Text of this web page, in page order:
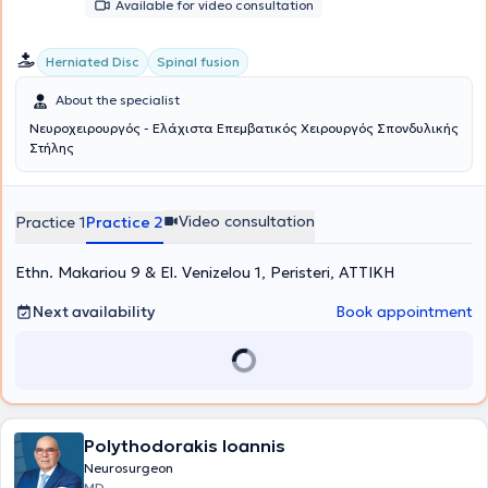
Available for video consultation
Herniated Disc Spinal fusion
About the specialist
Νευροχειρουργός - Ελάχιστα Επεμβατικός Χειρουργός Σπονδυλικής
Στήλης
Practice 1Practice 2 Video consultation
Ethn. Makariou 9 & El. Venizelou 1, Peristeri, ΑΤΤΙΚΗ
Next availability
Book appointment
Polythodorakis Ioannis
Neurosurgeon